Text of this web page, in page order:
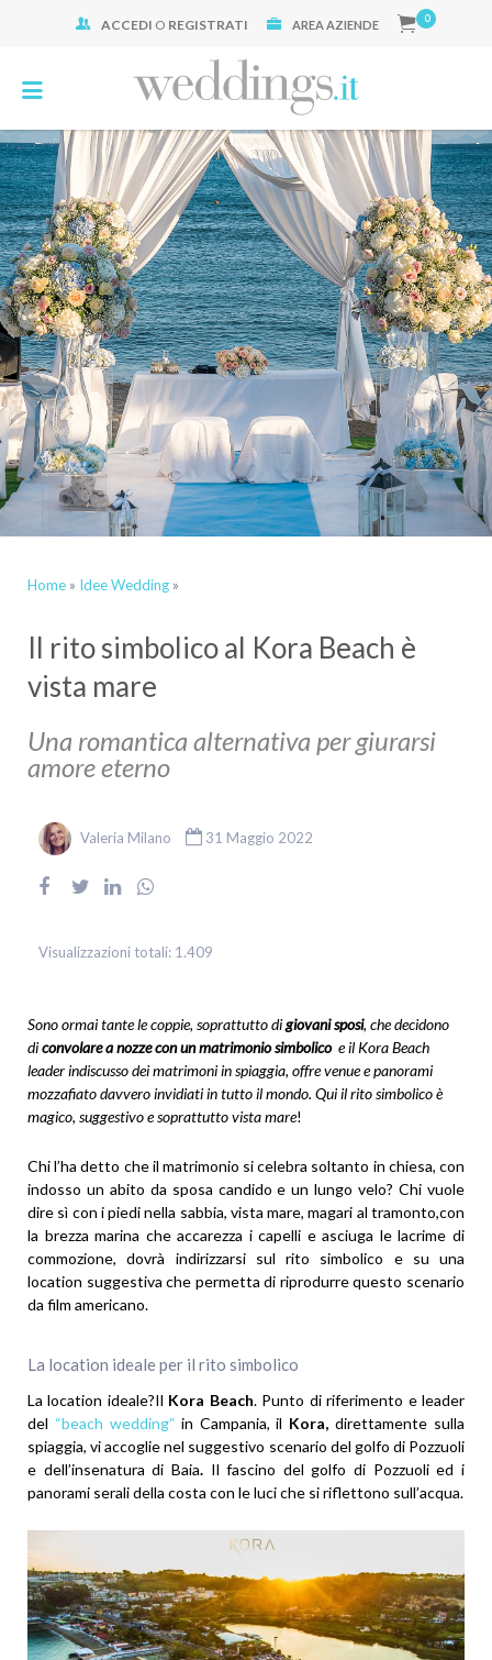
ACCEDI O REGISTRATI AREA AZIENDE 0
Home » Idee Wedding »
Il rito simbolico al Kora Beach è
vista mare
Una romantica alternativa per giurarsi
amore eterno
Valeria Milano 31 Maggio 2022
Visualizzazioni totali: 1.409
Sono ormai tante le coppie, soprattutto digiovani sposi, che decidono
diconvolare a nozze con un matrimonio simbolicoe il Kora Beach
leader indiscusso dei matrimoni in spiaggia, offre venue e panorami
mozzafiato davvero invidiati in tutto il mondo. Qui il rito simbolico è
magico, suggestivo e soprattutto vista mare!
Chi l’ha detto che il matrimonio si celebra soltanto in chiesa, con
indosso un abito da sposa candido e un lungo velo? Chi vuole
dire sì con i piedi nella sabbia, vista mare, magari al tramonto,con
la brezza marina che accarezza i capelli e asciuga le lacrime di
commozione, dovrà indirizzarsi sul rito simbolico e su una
location suggestiva che permetta di riprodurre questo scenario
da film americano.
La location ideale per il rito simbolico
La location ideale?Il Kora Beach. Punto di riferimento e leader
del “beach wedding” in Campania, il Kora, direttamente sulla
spiaggia, vi accoglie nel suggestivo scenario del golfo di Pozzuoli
e dell’insenatura di Baia. Il fascino del golfo di Pozzuoli ed i
panorami serali della costa con le luci che si riflettono sull’acqua.